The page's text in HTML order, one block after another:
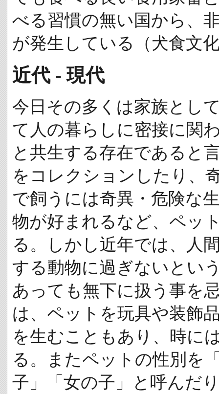
べる習慣の無い国から、
が発生している（犬食文
近代 - 現代
今日その多くは家族とし
て人の暮らしに密接に関
と共生する存在であると
をコレクションしたり、
で飼うには奇異・危険な
物が好まれるなど、ペッ
る。しかし近年では、人
する動物に過ぎないとい
あっても無下に扱う事を
は、ペットを玩具や装飾
を生むこともあり、時に
る。またペットの性別を
子」「女の子」と呼んだ